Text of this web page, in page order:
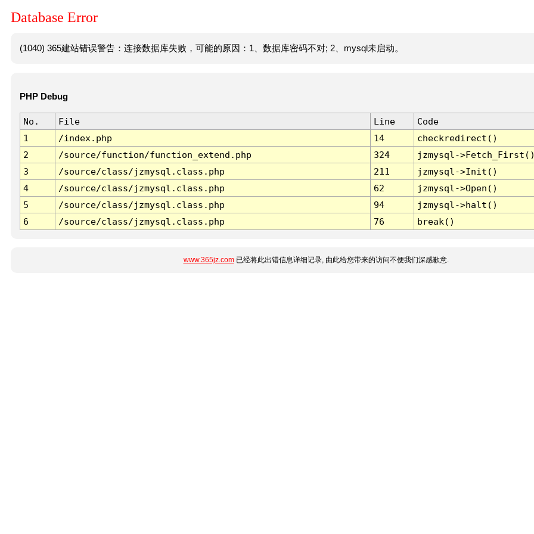
Database Error
(1040) 365建站错误警告：连接数据库失败，可能的原因：1、数据库密码不对; 2、mysql未启动。
PHP Debug
No. File Line
Code
1
/index.php 14
checkredirect()
2
/source/function/function_extend.php 324
jzmysql-
3
/source/class/jzmysql.class.php 211
jzmysql->Init()
4
/source/class/jzmysql.class.php 62
jzmysql->Open()
5
/source/class/jzmysql.class.php 94
jzmysql->halt()
6
/source/class/jzmysql.class.php 76 break()
www.365jz.com已经将此出错信息详细记录, 由此给您带来的访问不便我们深感歉意.